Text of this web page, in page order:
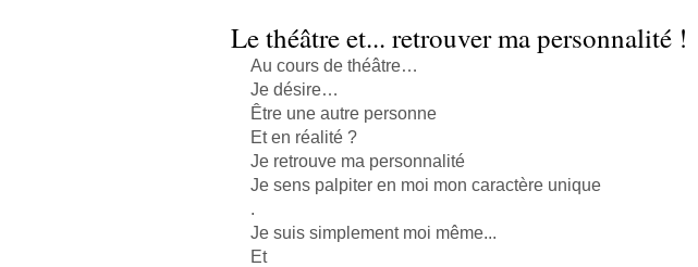
Le théâtre et... retrouver ma personnalité !
Au cours de théâtre…
Je désire…
Être une autre personne
Et en réalité ?
Je retrouve ma personnalité
Je sens palpiter en moi mon caractère unique
.
Je suis simplement moi même...
Et